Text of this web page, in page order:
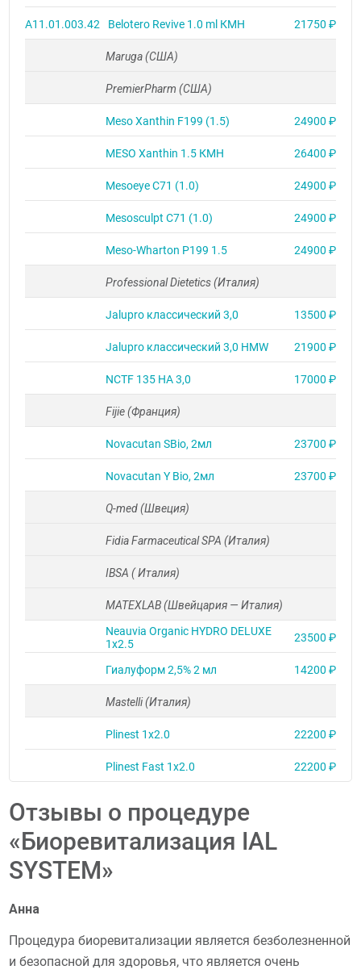
А11.01.003.42 Belotero Revive 1.0 ml КМН 21750 ₽
Maruga (США)
PremierPharm (США)
Meso Xanthin F199 (1.5) 24900 ₽
MESO Xanthin 1.5 КМН 26400 ₽
Mesoeye C71 (1.0) 24900 ₽
Mesosculpt C71 (1.0) 24900 ₽
Meso-Wharton P199 1.5 24900 ₽
Professional Dietetics (Италия)
Jalupro классический 3,0 13500 ₽
Jalupro классический 3,0 HMW 21900 ₽
NCTF 135 HA 3,0 17000 ₽
Fijie (Франция)
Novacutan SBio, 2мл 23700 ₽
Novacutan Y Bio, 2мл 23700 ₽
Q-med (Швеция)
Fidia Farmaceutical SPA (Италия)
IBSA ( Италия)
MATEXLAB (Швейцария — Италия)
Neauvia Organic HYDRO DELUXE
1х2.5
23500 ₽
Гиалуформ 2,5% 2 мл 14200 ₽
Mastelli (Италия)
Plinest 1х2.0 22200 ₽
Plinest Fast 1х2.0 22200 ₽
Отзывы о процедуре
«Биоревитализация IAL
SYSTEM»
Анна
Процедура биоревитализации является безболезненной
и безопасной для здоровья, что является очень